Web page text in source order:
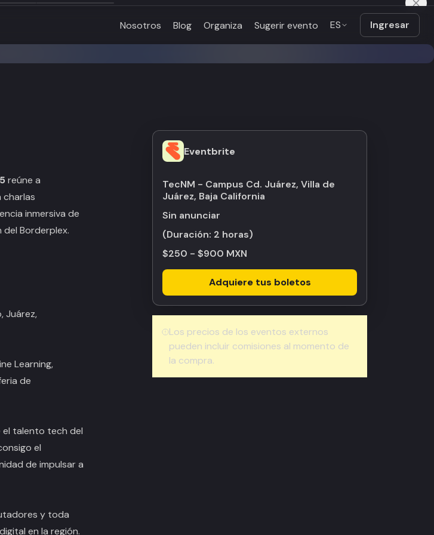
Nosotros Blog Organiza Sugerir evento ES Ingresar
reúne a
charlas
inmersiva de
Borderplex.
Juárez,
Learning,
de
el talento tech del
el
de impulsar a
y toda
en la región.
Eventbrite
TecNM - Campus Cd. Juárez, Villa de
Juárez, Baja California
Sin anunciar
(Duración: 2 horas)
$250 - $900 MXN
Adquiere tus boletos
Los precios de los eventos externos
pueden incluir comisiones al momento de
la compra.